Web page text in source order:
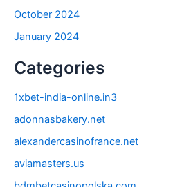
October 2024
January 2024
Categories
1xbet-india-online.in3
adonnasbakery.net
alexandercasinofrance.net
aviamasters.us